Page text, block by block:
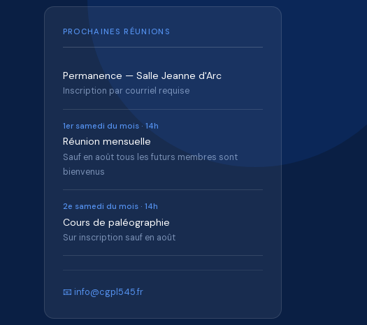
PROCHAINES RÉUNIONS
Permanence — Salle Jeanne d'Arc
Inscription par courriel requise
1er samedi du mois · 14h
Réunion mensuelle
Sauf en août tous les futurs membres sont
bienvenus
2e samedi du mois · 14h
Cours de paléographie
Sur inscription sauf en août
📧 info@cgpl545.fr